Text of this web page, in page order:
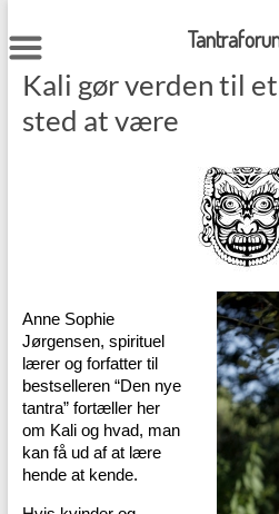
to
content
Kali gør verden til
sted at være
Anne Sophie
Jørgensen, spirituel
lærer og forfatter til
bestselleren “Den nye
tantra” fortæller her
om Kali og hvad, man
kan få ud af at lære
hende at kende.